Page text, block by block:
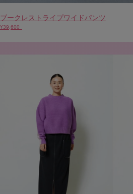
ブークレストライプワイドパンツ
¥39,600